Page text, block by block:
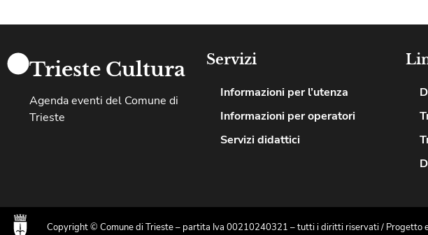
Trieste Cultura
Agenda eventi del Comune di
Trieste
Servizi
Informazioni per l’utenza
Informazioni per operatori
Servizi didattici
Copyright © Comune di Trieste – partita Iva 00210240321 – tutti i diritti riservati / Progetto